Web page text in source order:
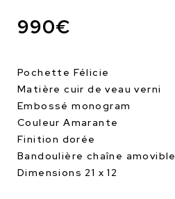
990€
Pochette Félicie
Matière cuir de veau verni
Embossé monogram
Couleur Amarante
Finition dorée
Bandoulière chaîne amovible
Dimensions 21 x 12